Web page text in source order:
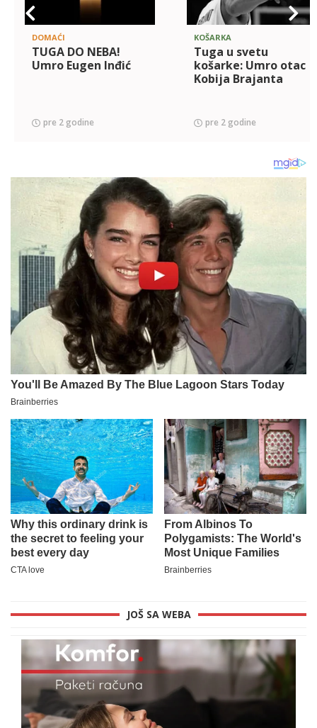
DOMAĆI
TUGA DO NEBA!
Umro Eugen Inđić
pre 2 godine
KOŠARKA
Tuga u svetu
košarke: Umro otac
Kobija Brajanta
pre 2 godine
JOŠ SA WEBA